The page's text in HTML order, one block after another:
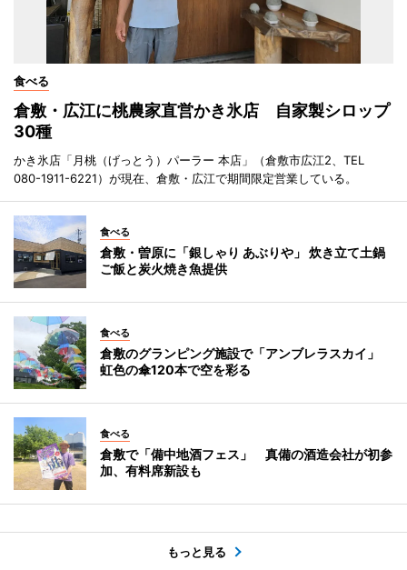
食べる
倉敷・広江に桃農家直営かき氷店 自家製シロップ
30種
かき氷店「月桃（げっとう）パーラー 本店」（倉敷市広江2、TEL
080-1911-6221）が現在、倉敷・広江で期間限定営業している。
食べる
倉敷・曽原に「銀しゃり あぶりや」 炊き立て土鍋
ご飯と炭火焼き魚提供
食べる
倉敷のグランピング施設で「アンブレラスカイ」
虹色の傘120本で空を彩る
食べる
倉敷で「備中地酒フェス」 真備の酒造会社が初参
加、有料席新設も
もっと見る